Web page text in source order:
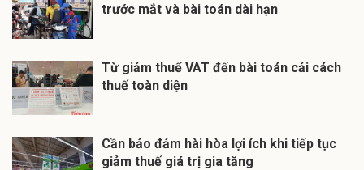
trước mắt và bài toán dài hạn
Từ giảm thuế VAT đến bài toán cải cách
thuế toàn diện
Cần bảo đảm hài hòa lợi ích khi tiếp tục
giảm thuế giá trị gia tăng